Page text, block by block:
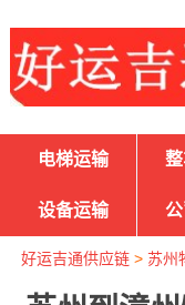
电梯运输
设备运输
好运吉通供应链> 苏州